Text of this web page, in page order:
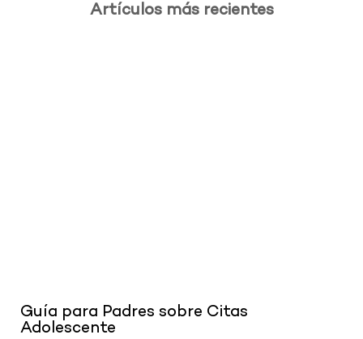
Artículos más recientes
Guía para Padres sobre Citas
Adolescente